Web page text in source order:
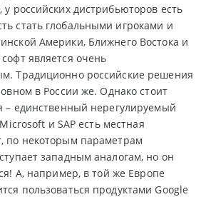
российских дистрибьюторов есть
стать глобальными игроками и
Америки, Ближнего Востока и
является очень
Традиционно российские решения
в России же. Однако стоит
– единственный нерегулируемый
и SAP есть местная
по некоторым параметрам
западным аналогам, но он
А, например, в той же Европе
пользоваться продуктами Google